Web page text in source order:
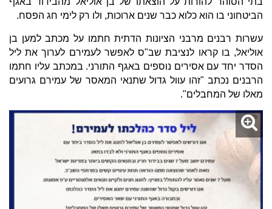
הביטחוני בו הוא כלוא כבר שנים ארוכות, ולו רק לימי חג הפסח.
עשרות רבנים מרבני הציונות הדתית חתמו על מכתב למען בן
אוליאל, בו קראו לנציבת שב"ס לאפשר לעמירם לערוך את ליל
הסדר יחד עם אסירים נוספים באגף התורני. במכתב עליו חתמו
הרבנים נכתב "זהו עוול גדול שתנאי המאסר של עמירם גרועים
מאלו של המחבלים".